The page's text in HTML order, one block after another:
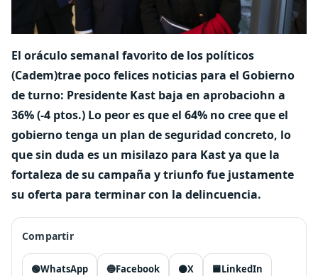
El oráculo semanal favorito de los políticos
(Cadem)trae poco felices noticias para el Gobierno
de turno: Presidente Kast baja en aprobaciohn a
36% (-4 ptos.) Lo peor es que el 64% no cree que el
gobierno tenga un plan de seguridad concreto, lo
que sin duda es un misilazo para Kast ya que la
fortaleza de su campaña y triunfo fue justamente
su oferta para terminar con la delincuencia.
Compartir
🟢WhatsApp 🔵Facebook ⚫X 🟦LinkedIn